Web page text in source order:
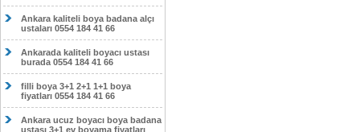
Ankara kaliteli boya badana alçı
ustaları 0554 184 41 66
Ankarada kaliteli boyacı ustası
burada 0554 184 41 66
filli boya 3+1 2+1 1+1 boya
fiyatları 0554 184 41 66
Ankara ucuz boyacı boya badana
ustası 3+1 ev boyama fiyatları